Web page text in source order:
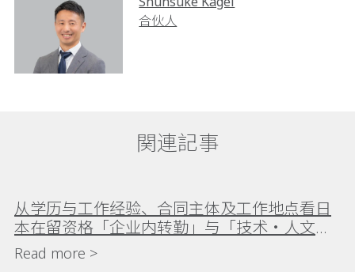
合伙人
関連記事
从学历与工作经验、合同主体及工作地点看日
本在留资格「企业内转勤」与「技术・人文知
识・国际业务」的区别
Read more >